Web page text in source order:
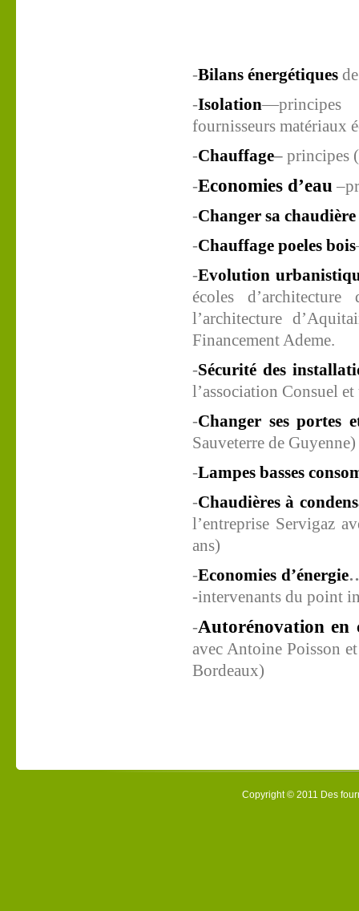
-Bilans énergétiques
-Isolation—principes
fournisseurs matériaux
-Chauffage– principes
-Economies d’eau
-Changer sa chaudière
-Chauffage poeles bois
-Evolution
écoles
l’architecture
Financement Ademe.
-Sécurité des
l’association Consuel
-Changer ses portes
Sauveterre de Guyenne)
-Lampes basses
-Chaudières à
l’entreprise Servigaz
ans)
-Economies d’énergie
-intervenants du point
-Autorénovation en
avec Antoine Poisson
Bordeaux)
Copyright © 2011 Des